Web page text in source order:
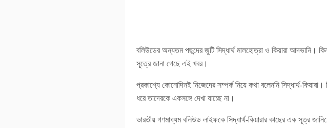
বলিউডের অন্যতম পছন্দের জুটি সিদ্ধার্থ মালহোত্রা ও কিয়ারা আদভানি।
সূত্রে জানা গেছে এই খবর।
প্রকাশ্যে কোনোদিনই নিজেদের সম্পর্ক নিয়ে কথা বলেননি সিদ্ধার্থ-
ধরে তাদেরকে একসঙ্গে দেখা যাচ্ছে না।
ভারতীয় গণমাধ্যম বলিউড লাইফকে সিদ্ধার্থ-কিয়ারার কাছের এক সূত্র